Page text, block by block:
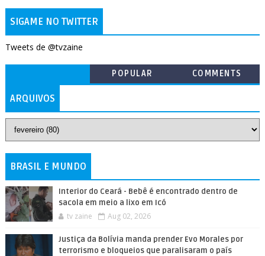
SIGAME NO TWITTER
Tweets de @tvzaine
POPULAR COMMENTS
ARQUIVOS
BRASIL E MUNDO
Interior do Ceará - Bebê é encontrado dentro de
sacola em meio a lixo em Icó
tv zaine Aug 02, 2026
Justiça da Bolívia manda prender Evo Morales por
terrorismo e bloqueios que paralisaram o país